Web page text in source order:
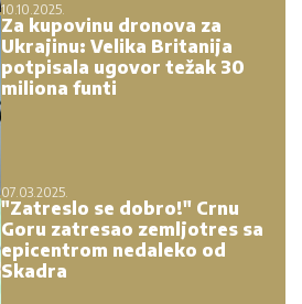
10.10.2025.
Za kupovinu dronova za
Ukrajinu: Velika Britanija
potpisala ugovor težak 30
miliona funti
07.03.2025.
"Zatreslo se dobro!" Crnu
Goru zatresao zemljotres sa
epicentrom nedaleko od
Skadra